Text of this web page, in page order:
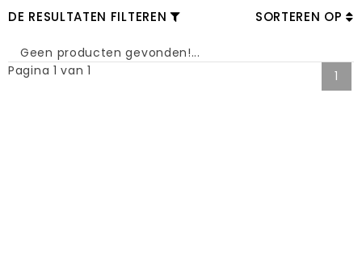
DE RESULTATEN FILTEREN SORTEREN OP
Geen producten gevonden!...
Pagina 1 van 1
1